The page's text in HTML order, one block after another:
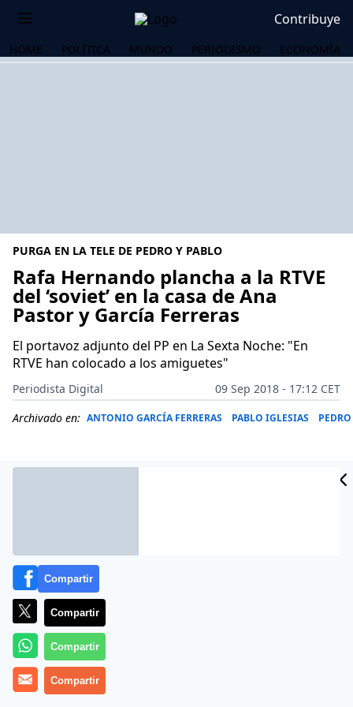
Contribuye
HOME POLÍTICA MUNDO PERIODISMO ECONOMÍA
PURGA EN LA TELE DE PEDRO Y PABLO
Rafa Hernando plancha a la RTVE
del ‘soviet’ en la casa de Ana
Pastor y García Ferreras
El portavoz adjunto del PP en La Sexta Noche: "En
RTVE han colocado a los amiguetes"
Periodista Digital
09 Sep 2018 - 17:12 CET
Archivado en: ANTONIO GARCÍA FERRERAS PABLO IGLESIAS
Más información
Compartir
Compartir
Compartir
Compartir